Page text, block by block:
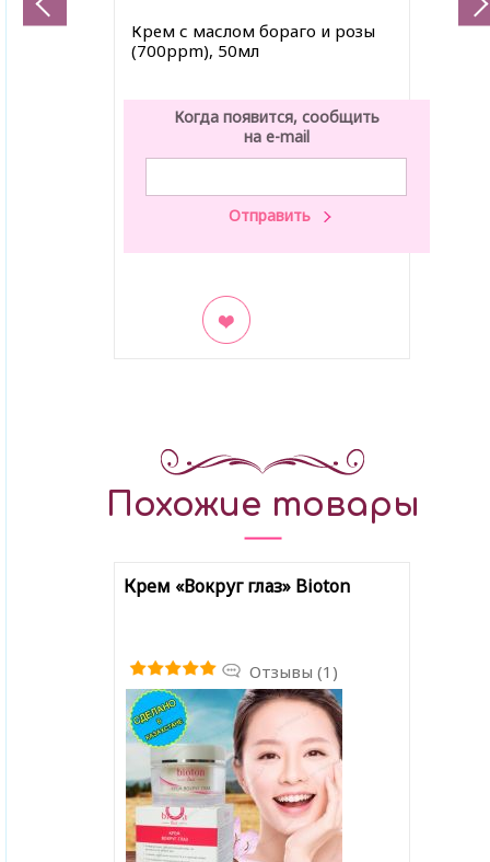
Крем с маслом бораго и розы
(700ppm), 50мл
Когда появится, сообщить
на e-mail
Похожие товары
Крем «Вокруг глаз» Bioton
Отзывы (1)